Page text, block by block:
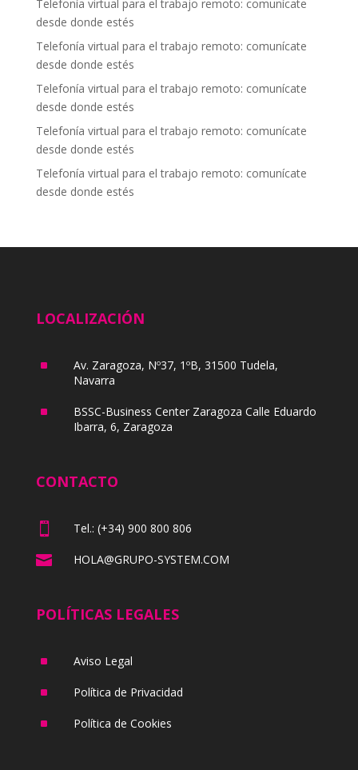
Telefonía virtual para el trabajo remoto: comunícate
desde donde estés
Telefonía virtual para el trabajo remoto: comunícate
desde donde estés
Telefonía virtual para el trabajo remoto: comunícate
desde donde estés
Telefonía virtual para el trabajo remoto: comunícate
desde donde estés
Telefonía virtual para el trabajo remoto: comunícate
desde donde estés
LOCALIZACIÓN
^
Av. Zaragoza, Nº37, 1ºB, 31500 Tudela,
Navarra
^
BSSC-Business Center Zaragoza Calle Eduardo
Ibarra, 6, Zaragoza
CONTACTO
 Tel.: (+34) 900 800 806
 HOLA@GRUPO-SYSTEM.COM
POLÍTICAS LEGALES
^ Aviso Legal
^ Política de Privacidad
^ Política de Cookies